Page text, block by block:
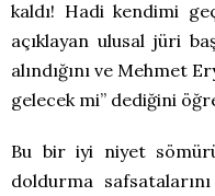
kaldı! Hadi kendimi
açıklayan ulusal jüri
alındığını ve Mehmet
gelecek mi” dediğini
Bu bir iyi niyet
doldurma